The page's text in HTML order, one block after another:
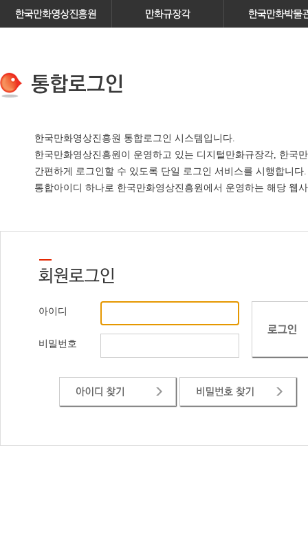
한국만화영상진흥원 통합로그인 시스템입니다.
한국만화영상진흥원이 운영하고 있는 디지털만화규장각, 한국
간편하게 로그인할 수 있도록 단일 로그인 서비스를 시행합니다.
통합아이디 하나로 한국만화영상진흥원에서 운영하는 해당 웹
아이디
비밀번호